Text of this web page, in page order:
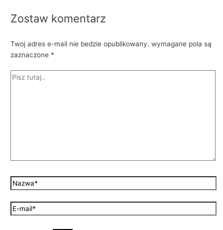
Zostaw komentarz
Twoj adres e-mail nie bedzie opublikowany. wymagane pola są
zaznaczone *